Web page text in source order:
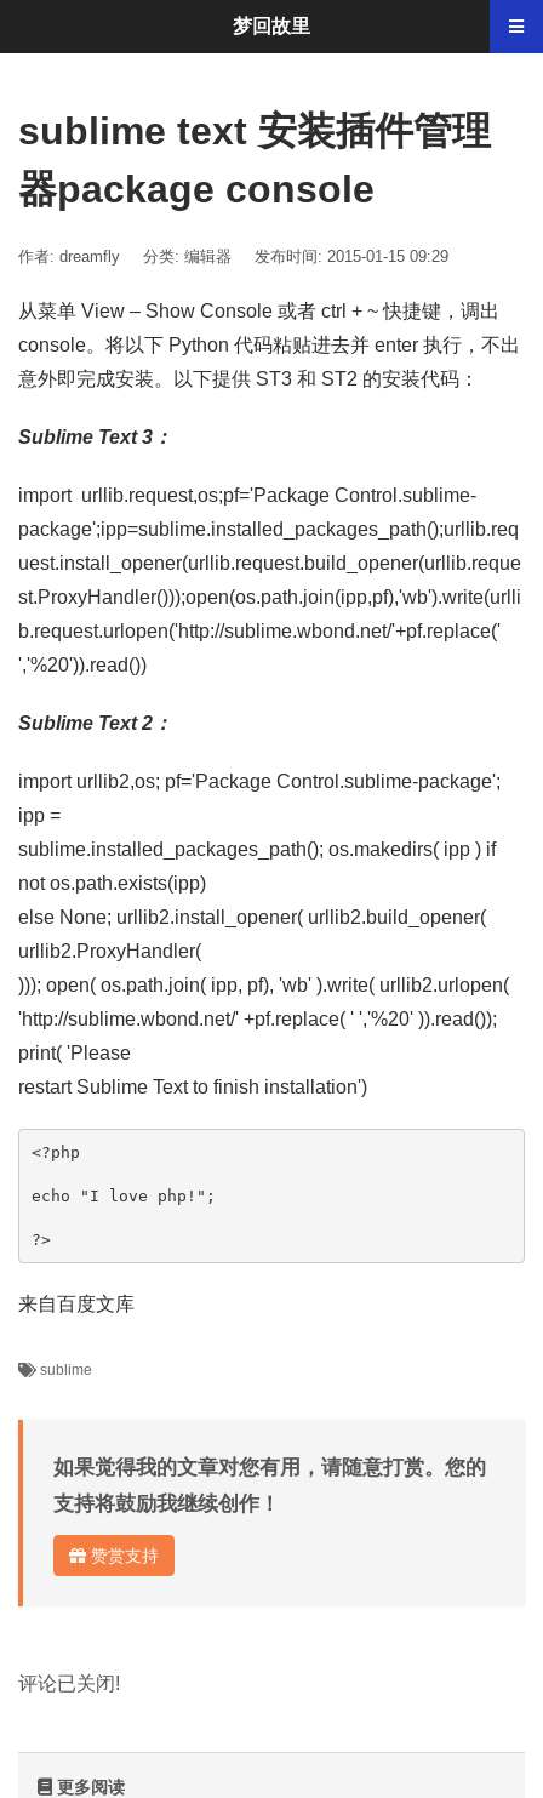
sublime text 安装插件管理
器package console
作者: dreamfly 分类: 编辑器 发布时间: 2015-01-15 09:29
从菜单 View – Show Console 或者 ctrl + ~ 快捷键，调出
console。将以下 Python 代码粘贴进去并 enter 执行，不出
意外即完成安装。以下提供 ST3 和 ST2 的安装代码：
Sublime Text 3：
import urllib.request,os;pf='Package Control.sublime-
package';ipp=sublime.installed_packages_path();urllib.req
uest.install_opener(urllib.request.build_opener(urllib.reque
st.ProxyHandler()));open(os.path.join(ipp,pf),'wb').write(urlli
b.request.urlopen('http://sublime.wbond.net/'+pf.replace('
','%20')).read())
Sublime Text 2：
import urllib2,os; pf='Package Control.sublime-package';
ipp =
sublime.installed_packages_path(); os.makedirs( ipp ) if
not os.path.exists(ipp)
else None; urllib2.install_opener( urllib2.build_opener(
urllib2.ProxyHandler(
))); open( os.path.join( ipp, pf), 'wb' ).write( urllib2.urlopen(
'http://sublime.wbond.net/' +pf.replace( ' ','%20' )).read());
print( 'Please
restart Sublime Text to finish installation')
<?php
echo "I love php!";
?>
来自百度文库
sublime
如果觉得我的文章对您有用，请随意打赏。您的
支持将鼓励我继续创作！
赞赏支持
评论已关闭!
更多阅读
梦回故里